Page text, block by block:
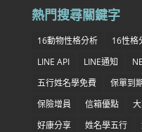
熱門搜尋關鍵字
16動物性格分析 16性格
LINE API
LINE通知
五行姓名學免費
保單到
保險增員
信箱優點
好康分享
姓名學五行